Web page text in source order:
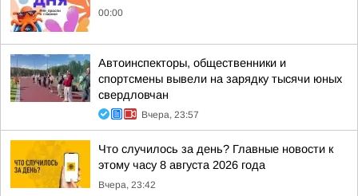
00:00
Автоинспекторы, общественники и
спортсмены вывели на зарядку тысячи юных
свердловчан
Вчера, 23:57
Что случилось за день? Главные новости к
этому часу 8 августа 2026 года
Вчера, 23:42